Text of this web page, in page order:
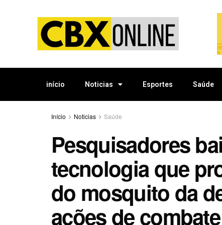
início Noticias Esportes Saúde
Início Noticias Saúde
Pesquisadores
tecnologia que
do mosquito da
ações de combate